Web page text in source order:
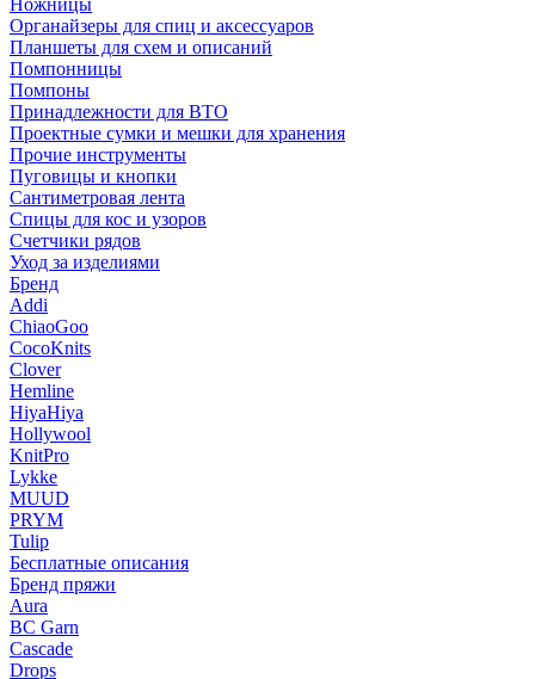
Ножницы
Органайзеры для спиц и аксессуаров
Планшеты для схем и описаний
Помпонницы
Помпоны
Принадлежности для ВТО
Проектные сумки и мешки для хранения
Прочие инструменты
Пуговицы и кнопки
Сантиметровая лента
Спицы для кос и узоров
Счетчики рядов
Уход за изделиями
Бренд
Addi
ChiaoGoo
CocoKnits
Clover
Hemline
HiyaHiya
Hollywool
KnitPro
Lykke
MUUD
PRYM
Tulip
Бесплатные описания
Бренд пряжи
Aura
BC Garn
Cascade
Drops